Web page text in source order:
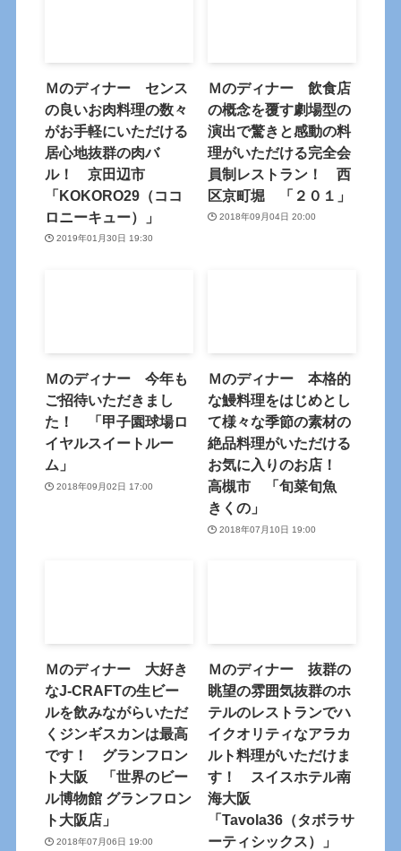
Ｍのディナー センス
の良いお肉料理の数々
がお手軽にいただける
居心地抜群の肉バ
ル！ 京田辺市
「KOKORO29（ココ
ロニーキュー）」
2019年01月30日 19:30
Ｍのディナー 飲食店
の概念を覆す劇場型の
演出で驚きと感動の料
理がいただける完全会
員制レストラン！ 西
区京町堀 「２０１」
2018年09月04日 20:00
Ｍのディナー 今年も
ご招待いただきまし
た！ 「甲子園球場ロ
イヤルスイートルー
ム」
2018年09月02日 17:00
Ｍのディナー 本格的
な鰻料理をはじめとし
て様々な季節の素材の
絶品料理がいただける
お気に入りのお店！
高槻市 「旬菜旬魚
きくの」
2018年07月10日 19:00
Ｍのディナー 大好き
なJ-CRAFTの生ビー
ルを飲みながらいただ
くジンギスカンは最高
です！ グランフロン
ト大阪 「世界のビー
ル博物館 グランフロン
ト大阪店」
2018年07月06日 19:00
Ｍのディナー 抜群の
眺望の雰囲気抜群のホ
テルのレストランでハ
イクオリティなアラカ
ルト料理がいただけま
す！ スイスホテル南
海大阪
「Tavola36（タボラサ
ーティシックス）」